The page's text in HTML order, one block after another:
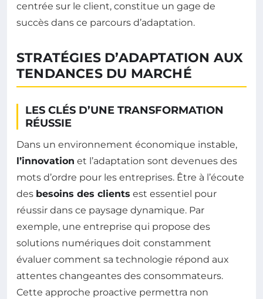
centrée sur le client, constitue un gage de
succès dans ce parcours d’adaptation.
STRATÉGIES D’ADAPTATION AUX
TENDANCES DU MARCHÉ
LES CLÉS D’UNE TRANSFORMATION
RÉUSSIE
Dans un environnement économique instable,
l’innovation et l’adaptation sont devenues des
mots d’ordre pour les entreprises. Être à l’écoute
des besoins des clients est essentiel pour
réussir dans ce paysage dynamique. Par
exemple, une entreprise qui propose des
solutions numériques doit constamment
évaluer comment sa technologie répond aux
attentes changeantes des consommateurs.
Cette approche proactive permettra non